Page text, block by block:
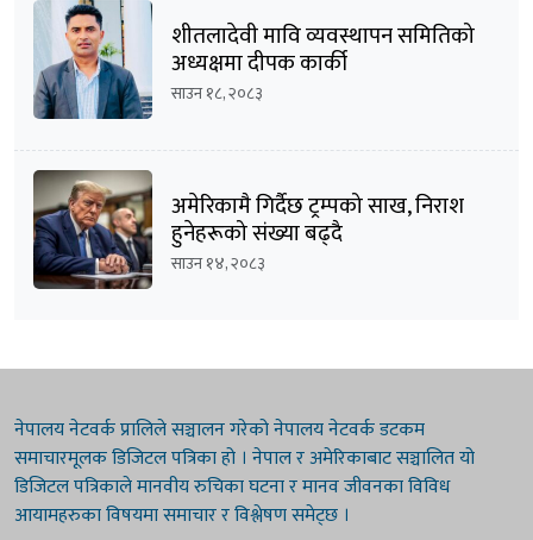
शीतलादेवी मावि व्यवस्थापन समितिको
अध्यक्षमा दीपक कार्की
साउन १८, २०८३
अमेरिकामै गिर्दैछ ट्रम्पको साख, निराश
हुनेहरूको संख्या बढ्दै
साउन १४, २०८३
नेपालय नेटवर्क प्रालिले सञ्चालन गरेको नेपालय नेटवर्क डटकम
समाचारमूलक डिजिटल पत्रिका हो । नेपाल र अमेरिकाबाट सञ्चालित यो
डिजिटल पत्रिकाले मानवीय रुचिका घटना र मानव जीवनका विविध
आयामहरुका विषयमा समाचार र विश्लेषण समेट्छ ।